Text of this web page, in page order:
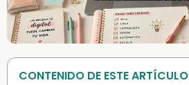
CONTENIDO DE ESTE ARTÍCULO